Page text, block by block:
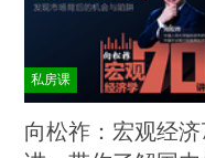
私房课
向松祚：宏观经